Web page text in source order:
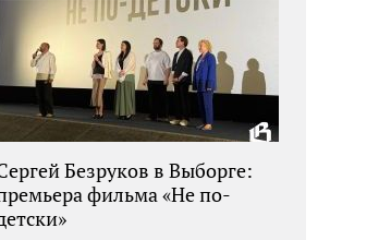
Безруков в Выборге:
фильма «Не по-